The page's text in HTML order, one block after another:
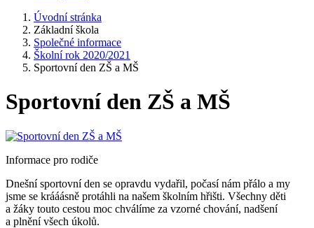
Úvodní stránka
Základní škola
Společné informace
Školní rok 2020/2021
Sportovní den ZŠ a MŠ
Sportovní den ZŠ a MŠ
Informace pro rodiče
Dnešní sportovní den se opravdu vydařil, počasí nám přálo a my
jsme se krááásně protáhli na našem školním hřišti. Všechny děti
a žáky touto cestou moc chválíme za vzorné chování, nadšení
a plnění všech úkolů.